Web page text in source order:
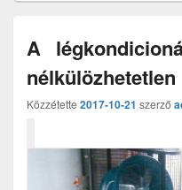
A
nélkülözhetetlen
Közzétette 2017-10-21 szerző